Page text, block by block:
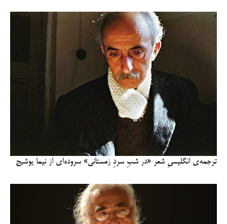
ترجمه‌ی انگلیسیِ شعر «در شبِ سردِ زمستانی» سروده‌ای از نیما یوشیج